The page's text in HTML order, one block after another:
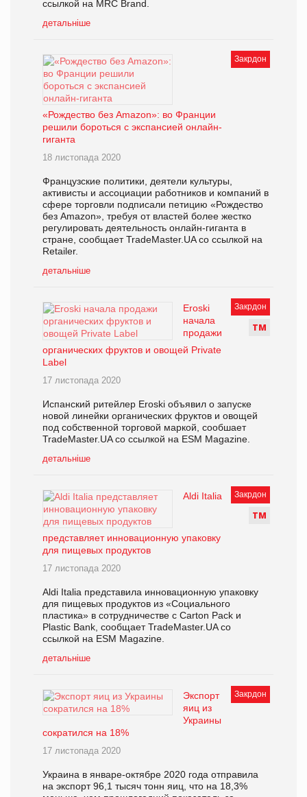
ссылкой на MRC Brand.
детальніше
Закрдон
«Рождество без Amazon»: во Франции
решили бороться с экспансией онлайн-
гиганта
18 листопада 2020
Французские политики, деятели культуры,
активисты и ассоциации работников и компаний в
сфере торговли подписали петицию «Рождество
без Amazon», требуя от властей более жестко
регулировать деятельность онлайн-гиганта в
стране, сообщает TradeMaster.UA со ссылкой на
Retailer.
детальніше
Закрдон
ТМ
Eroski
начала
продажи
органических фруктов и овощей Private
Label
17 листопада 2020
Испанский ритейлер Eroski объявил о запуске
новой линейки органических фруктов и овощей
под собственной торговой маркой, сообшает
TradeMaster.UA со ссылкой на ESM Magazine.
детальніше
Закрдон
ТМ
Aldi Italia
представляет инновационную упаковку
для пищевых продуктов
17 листопада 2020
Aldi Italia представила инновационную упаковку
для пищевых продуктов из «Социального
пластика» в сотрудничестве с Carton Pack и
Plastic Bank, сообщает TradeMaster.UA со
ссылкой на ESM Magazine.
детальніше
Закрдон
Экспорт
яиц из
Украины
сократился на 18%
17 листопада 2020
Украина в январе-октябре 2020 года отправила
на экспорт 96,1 тысяч тонн яиц, что на 18,3%